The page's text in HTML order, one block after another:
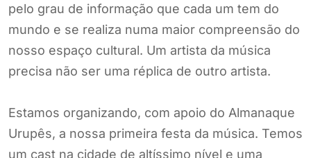
pelo grau de informação que cada um tem do
mundo e se realiza numa maior compreensão do
nosso espaço cultural. Um artista da música
precisa não ser uma réplica de outro artista.
Estamos organizando, com apoio do Almanaque
Urupês, a nossa primeira festa da música. Temos
um cast na cidade de altíssimo nível e uma